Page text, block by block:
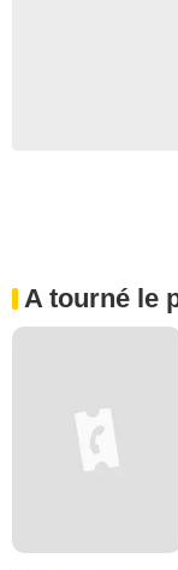
A tourné le